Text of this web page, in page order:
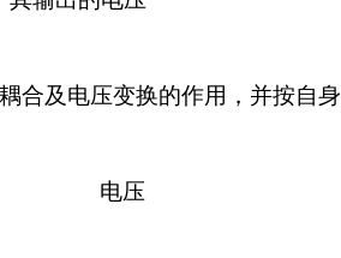
合及电压变换的作用，并按自
电压